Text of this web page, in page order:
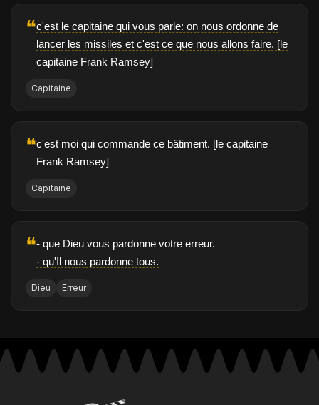
❝c'est le capitaine qui vous parle: on nous ordonne de
lancer les missiles et c'est ce que nous allons faire. [le
capitaine Frank Ramsey]
Capitaine
❝c'est moi qui commande ce bâtiment. [le capitaine
Frank Ramsey]
Capitaine
❝- que Dieu vous pardonne votre erreur.
- qu'Il nous pardonne tous.
Dieu Erreur